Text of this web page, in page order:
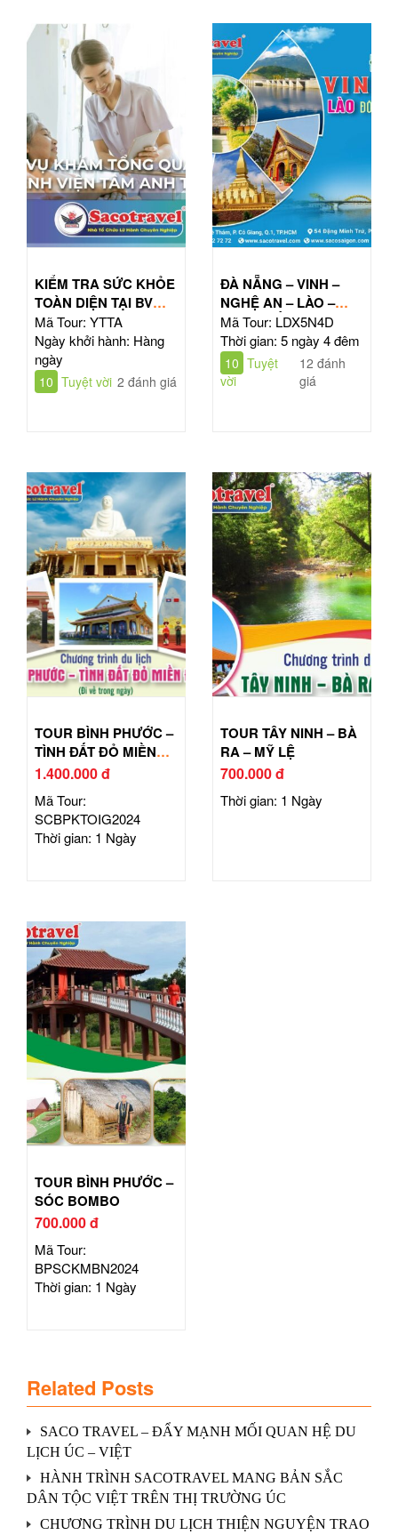
KIỂM TRA SỨC KHỎE
TOÀN DIỆN TẠI BV
TÂM ANH HỒ CHÍ
MINH
Mã Tour: YTTA
Ngày khởi hành: Hàng
ngày
10 Tuyệt vời 2 đánh giá
ĐÀ NẴNG – VINH –
NGHỆ AN – LÀO –
ĐÔNG BẮC THÁI LAN
| TOUR 5N4Đ
Mã Tour: LDX5N4D
Thời gian: 5 ngày 4 đêm
10 Tuyệt
vời
12 đánh
giá
TOUR BÌNH PHƯỚC –
TÌNH ĐẤT ĐỎ MIỀN
ĐÔNG
1.400.000 đ
Mã Tour:
SCBPKTOIG2024
Thời gian: 1 Ngày
TOUR TÂY NINH – BÀ
RA – MỸ LỆ
700.000 đ
Thời gian: 1 Ngày
TOUR BÌNH PHƯỚC –
SÓC BOMBO
700.000 đ
Mã Tour:
BPSCKMBN2024
Thời gian: 1 Ngày
Related Posts
SACO TRAVEL – ĐẨY MẠNH MỐI QUAN HỆ DU
LỊCH ÚC – VIỆT
HÀNH TRÌNH SACOTRAVEL MANG BẢN SẮC
DÂN TỘC VIỆT TRÊN THỊ TRƯỜNG ÚC
CHƯƠNG TRÌNH DU LỊCH THIỆN NGUYỆN TRAO